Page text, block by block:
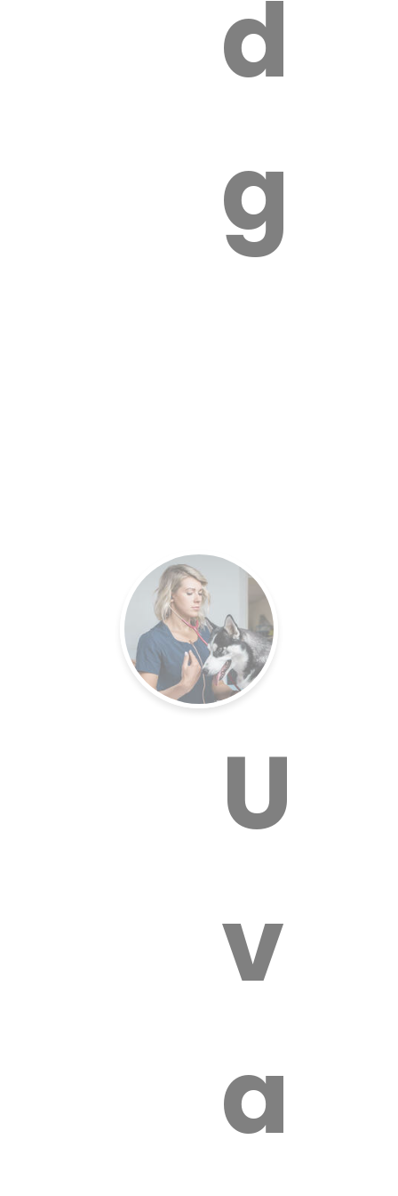
de
Un